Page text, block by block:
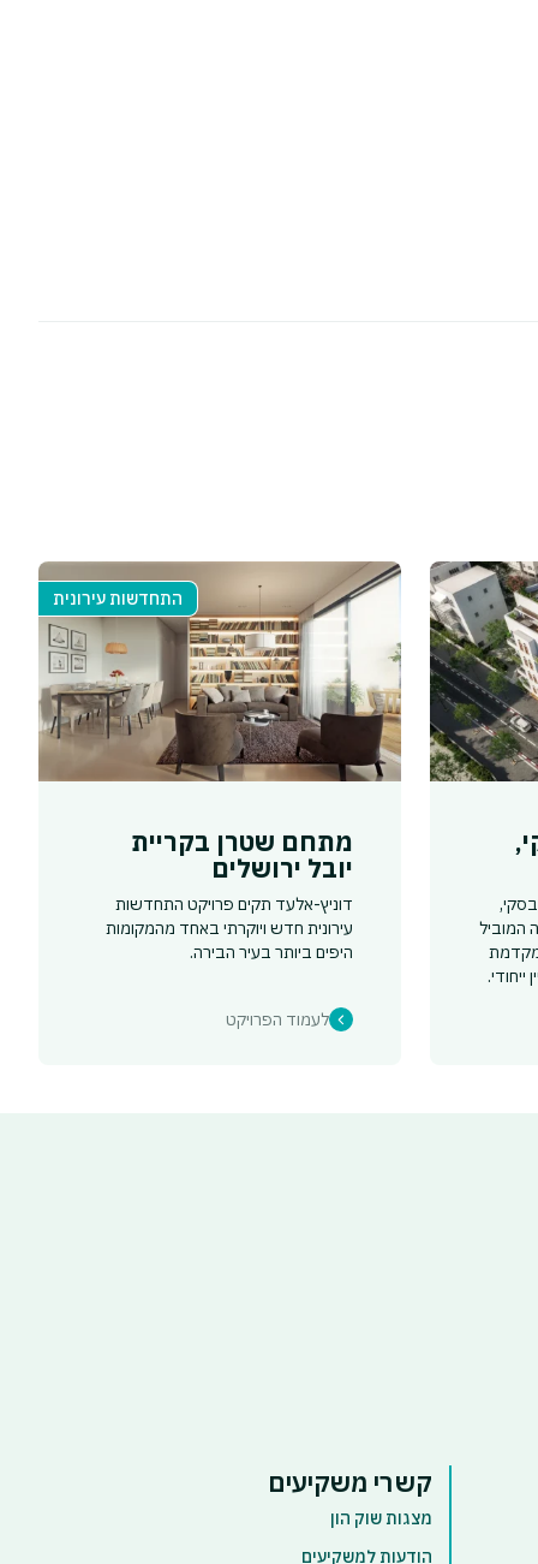
המוביל
מקדמת
התחדשות עירונית
מתחם שטרן בקריית
יובל ירושלים
דוניץ-אלעד תקים פרויקט התחדשות
עירונית חדש ויוקרתי באחד מהמקומות
היפים ביותר בעיר הבירה.
לעמוד הפרויקט
קשרי משקיעים
מצגות שוק הון
הודעות למשקיעים